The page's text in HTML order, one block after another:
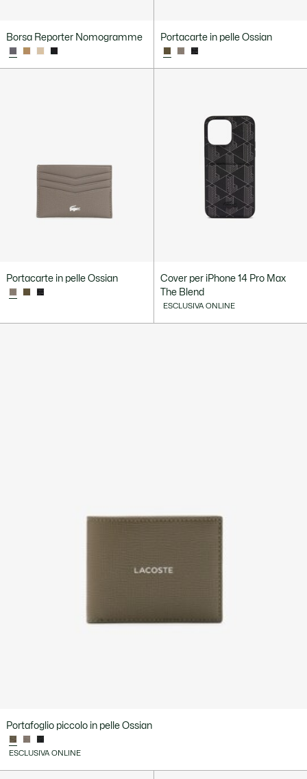
Borsa Reporter Nomogramme Portacarte in pelle Ossian
Portacarte in pelle Ossian
Cover per iPhone 14 Pro Max
The Blend
ESCLUSIVA ONLINE
Portafoglio piccolo in pelle Ossian
ESCLUSIVA ONLINE